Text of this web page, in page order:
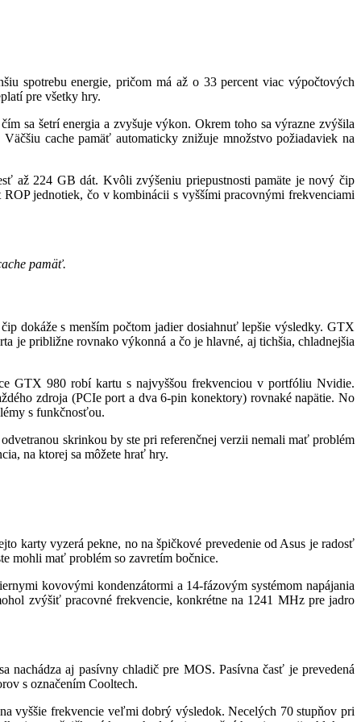
spotrebu energie, pričom má až o 33 percent viac výpočtových
pre všetky hry.
sa šetrí energia a zvyšuje výkon. Okrem toho sa výrazne zvýšila
cache pamäť automaticky znižuje množstvo požiadaviek na
až 224 GB dát. Kvôli zvýšeniu priepustnosti pamäte je nový čip
jednotiek, čo v kombinácii s vyššími pracovnými frekvenciami
pamäť.
dokáže s menším počtom jadier dosiahnuť lepšie výsledky. GTX
je približne rovnako výkonná a čo je hlavné, aj tichšia, chladnejšia
GTX 980 robí kartu s najvyššou frekvenciou v portfóliu Nvidie.
zdroja (PCIe port a dva 6-pin konektory) rovnaké napätie. No
s funkčnosťou.
skrinkou by ste pri referenčnej verzii nemali mať problém
na ktorej sa môžete hrať hry.
karty vyzerá pekne, no na špičkové prevedenie od Asus je radosť
mohli mať problém so zavretím bočnice.
kovovými kondenzátormi a 14-fázovým systémom napájania
zvýšiť pracovné frekvencie, konkrétne na 1241 MHz pre jadro
nachádza aj pasívny chladič pre MOS. Pasívna časť je prevedená
s označením Cooltech.
vyššie frekvencie veľmi dobrý výsledok. Necelých 70 stupňov pri